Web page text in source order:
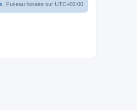
Fuseau horaire sur UTC+02:00